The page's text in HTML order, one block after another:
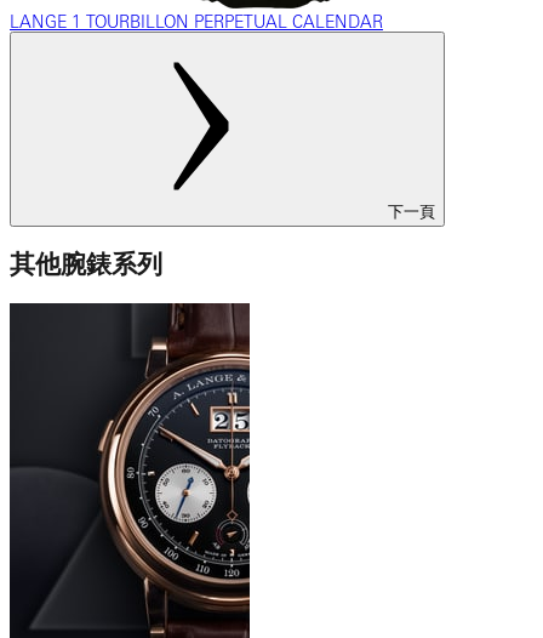
LANGE 1 TOURBILLON PERPETUAL CALENDAR
下一頁
其他腕錶系列